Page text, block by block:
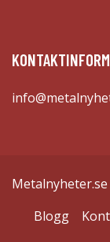
Metalnyheter.se
Blogg